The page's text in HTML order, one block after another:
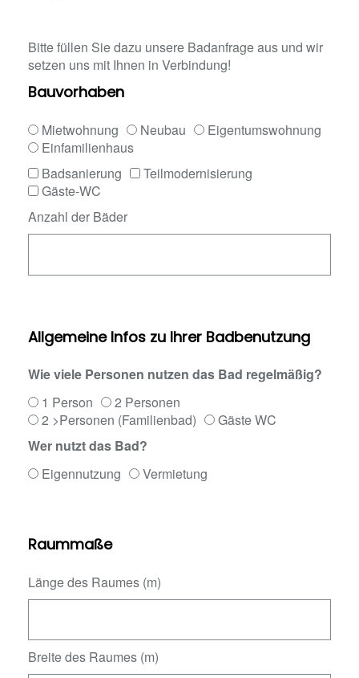
Bitte füllen Sie dazu unsere Badanfrage aus und wir
setzen uns mit Ihnen in Verbindung!
Bauvorhaben
Mietwohnung Neubau
Eigentumswohnung
Einfamilienhaus
Badsanierung
Teilmodernisierung
Gäste-WC
Anzahl der Bäder
Allgemeine Infos zu Ihrer Badbenutzung
Wie viele Personen nutzen das Bad regelmäßig?
1 Person
2 Personen
2 >Personen (Familienbad)
Gäste WC
Wer nutzt das Bad?
Eigennutzung
Vermietung
Raummaße
Länge des Raumes (m)
Breite des Raumes (m)